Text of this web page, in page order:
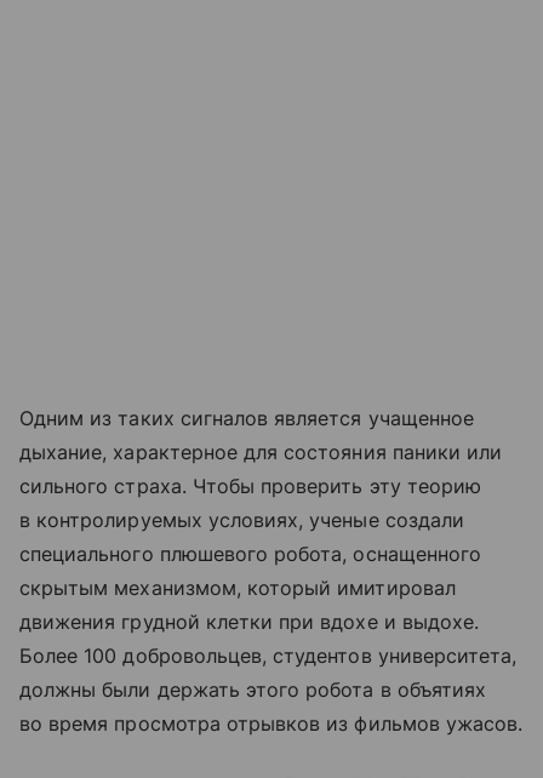
Одним из таких сигналов является учащенное
дыхание, характерное для состояния паники или
сильного страха. Чтобы проверить эту теорию
в контролируемых условиях, ученые создали
специального плюшевого робота, оснащенного
скрытым механизмом, который имитировал
движения грудной клетки при вдохе и выдохе.
Более 100 добровольцев, студентов университета,
должны были держать этого робота в объятиях
во время просмотра отрывков из фильмов ужасов.